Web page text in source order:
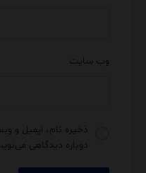
وب‌ سایت
ذخیره نام، ایمیل و
دوباره دیدگاهی